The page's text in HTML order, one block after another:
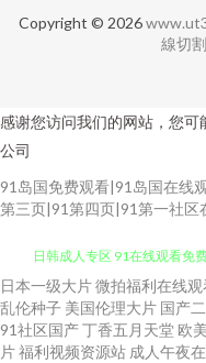
Copyright © 2026
線切割
感谢您访问我们的网站，您
公司
91岛国免费观看|91岛国在线
第三页|91第四页|91第一社
加勒比一本道无码 国产黄色
日韩成人专区 91在线观看免
日本一级大片微拍福利在线观
乱伦种子 美国伦理大片 国产
91社区国产丁香五月天堂 欧
片福利视频资源站 成人午夜